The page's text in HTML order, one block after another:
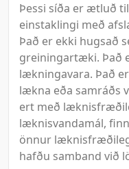
Þessi síða er ætluð
einstaklingi með
Það er ekki hugsað
greiningartæki. Það
lækningavara. Það
lækna eða samráðs
ert með
læknisvandamál,
önnur
hafðu samband við